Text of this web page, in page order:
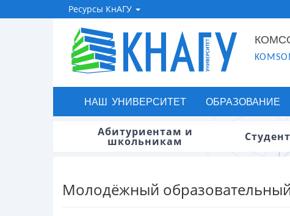
Ресурсы КнАГУ
НАШ УНИВЕРСИТЕТ ОБРАЗОВАНИЕ
Абитуриентам и
школьникам
Молодёжный